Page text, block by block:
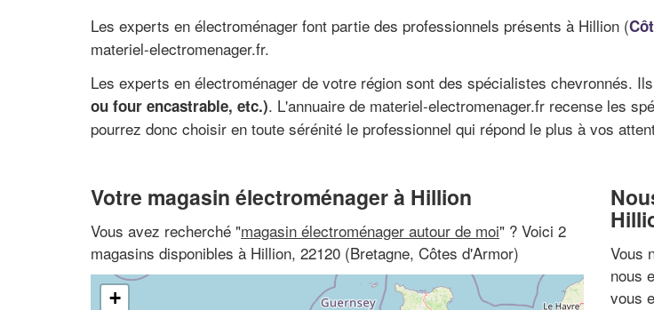
Les experts en électroménager font partie des professionnels présents à Hillion (
materiel-electromenager.fr.
Les experts en électroménager de votre région sont des spécialistes chevronnés.
ou four encastrable, etc.). L'annuaire de materiel-electromenager.fr recense les
pourrez donc choisir en toute sérénité le professionnel qui répond le plus à vos
Votre magasin électroménager à Hillion
Vous avez recherché "magasin électroménager autour de moi" ? Voici 2
magasins disponibles à Hillion, 22120 (Bretagne, Côtes d'Armor)
+
Vous
nous
vous